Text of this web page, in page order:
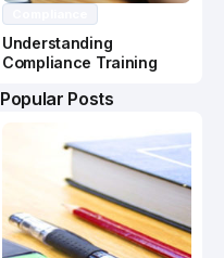
Understanding
Compliance Training
Popular Posts